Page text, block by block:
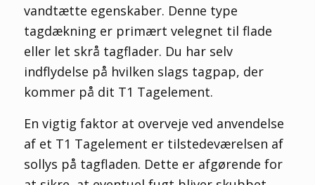
vandtætte egenskaber. Denne type
tagdækning er primært velegnet til flade
eller let skrå tagflader. Du har selv
indflydelse på hvilken slags tagpap, der
kommer på dit T1 Tagelement.
En vigtig faktor at overveje ved anvendelse
af et T1 Tagelement er tilstedeværelsen af
sollys på tagfladen. Dette er afgørende for